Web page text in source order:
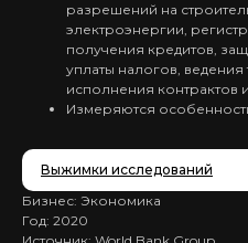
разрешений на
электроэнергии,
получения кредитов,
уплаты налогов,
исполнения
Измеряются
Выжимки исследований
Бизнес: Экономика
Год: 2020